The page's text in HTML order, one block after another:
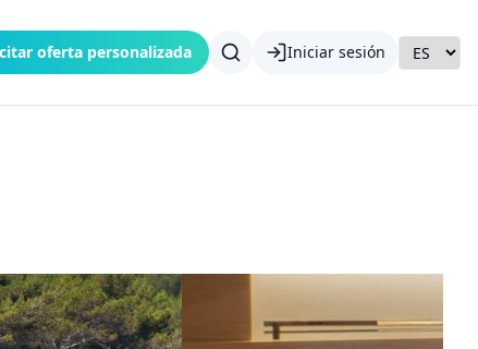
oferta personalizada Iniciar sesión